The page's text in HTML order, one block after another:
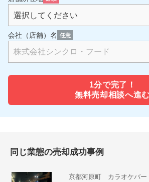
会社（店舗）名 任意
1分で完了！
無料売却相談へ進む
同じ業態の売却成功事例
京都河原町 カラオケバー